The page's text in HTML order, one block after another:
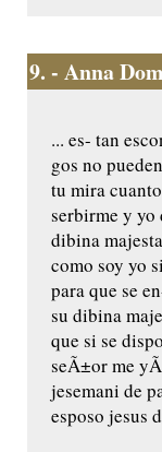
9. - Anna
... es- tan
gos no
tu mira
serbirme y yo
dibina
como soy yo
para que se
su dibina
que si se
seÃ±or me
jesemani de
esposo jesus